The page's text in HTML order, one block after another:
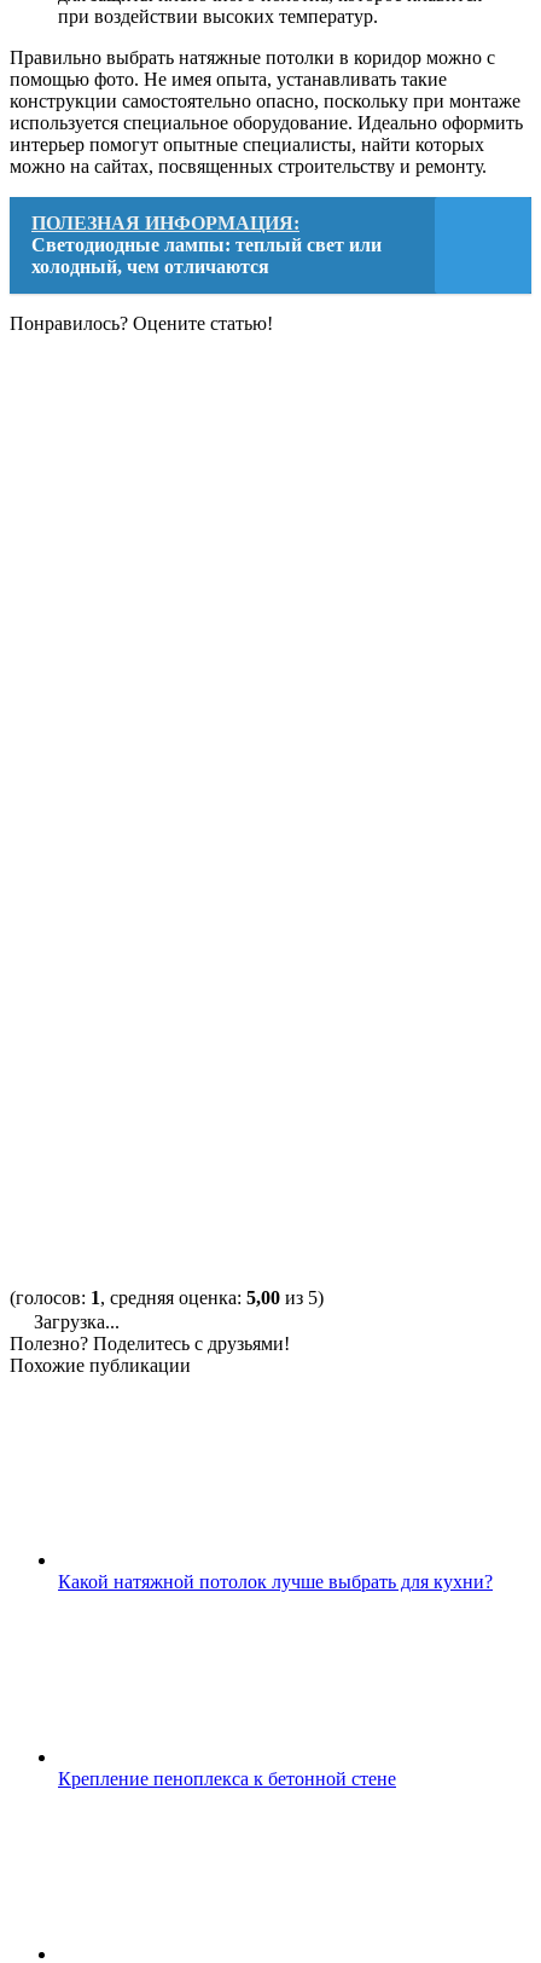
при воздействии высоких температур.
Правильно выбрать натяжные потолки в коридор можно с
помощью фото. Не имея опыта, устанавливать такие
конструкции самостоятельно опасно, поскольку при монтаже
используется специальное оборудование. Идеально оформить
интерьер помогут опытные специалисты, найти которых
можно на сайтах, посвященных строительству и ремонту.
ПОЛЕЗНАЯ ИНФОРМАЦИЯ:
Cветодиодные лампы: теплый свет или
холодный, чем отличаются
Понравилось? Оцените статью!
(голосов: 1, средняя оценка: 5,00 из 5)
Загрузка...
Полезно? Поделитесь с друзьями!
Похожие публикации
Какой натяжной потолок лучше выбрать для кухни?
Крепление пеноплекса к бетонной стене